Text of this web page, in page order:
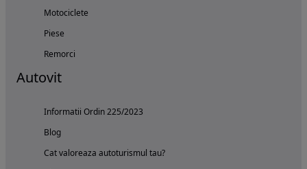
Motociclete
Piese
Remorci
Autovit
Informatii Ordin 225/2023
Blog
Cat valoreaza autoturismul tau?